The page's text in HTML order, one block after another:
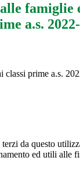
famiglie
a.s.
classi prime a.s.
da questo
ed utili alle